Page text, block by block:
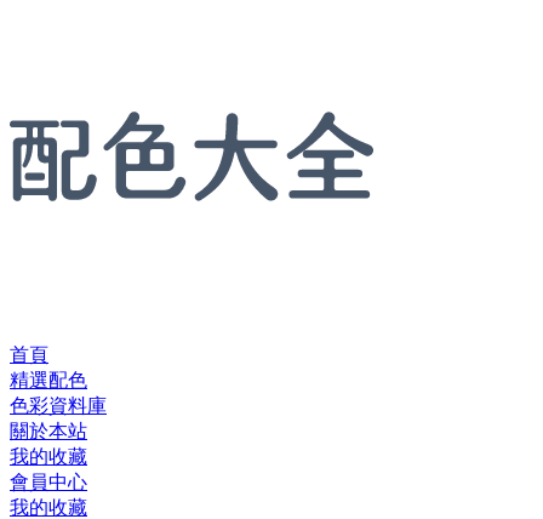
首頁
精選配色
色彩資料庫
關於本站
我的收藏
會員中心
我的收藏